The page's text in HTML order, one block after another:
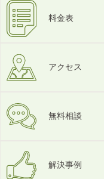
料金表
アクセス
無料相談
解決事例